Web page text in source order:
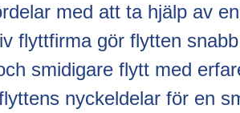
med att ta hjälp av
flyttfirma gör flytten
smidigare flytt med
nyckeldelar för en